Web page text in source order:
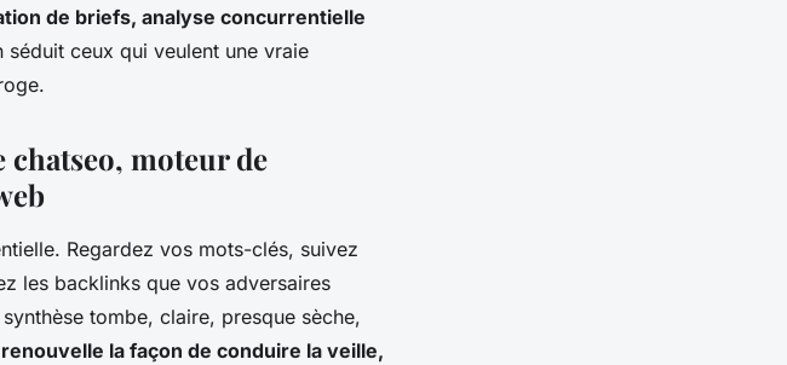
de briefs, analyse concurrentielle
séduit ceux qui veulent une vraie
moteur de
Regardez vos mots-clés, suivez
les backlinks que vos adversaires
tombe, claire, presque sèche,
la façon de conduire la veille,